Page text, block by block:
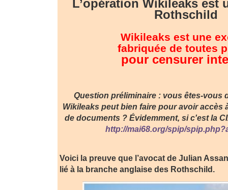
L’opération Wikileaks est
Rothschild
Wikileaks est une
fabriquée de toutes
pour censurer
Question préliminaire : vous êtes-vous
Wikileaks peut bien faire pour avoir accès
de documents ? Évidemment, si c'est la
http://mai68.org/spip/
Voici la preuve que l’avocat de Julian
lié à la branche anglaise des Rothschild.